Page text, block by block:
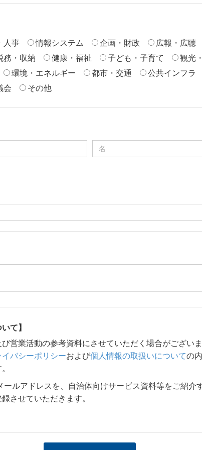
人事 情報システム 企画・財政
広報・広聴
務・収納 健康・福祉 子ども・子育て
観光
環境・エネルギー 都市・交通
公共インフラ
会 その他
て】
営業活動の参考資料にさせていただく場合がござい
イバシーポリシーおよび個人情報の取扱いについての
ールアドレスを、自治体向けサービス資料等をご紹介
させていただきます。